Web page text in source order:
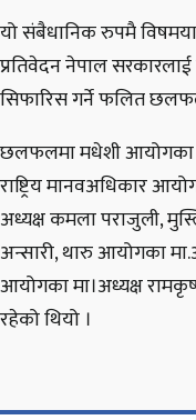
यो संबैधानिक रुपमै
प्रतिवेदन नेपाल सरकारलाई
सिफारिस गर्ने फलित
छलफलमा मधेशी आयोगका
राष्ट्रिय मानवअधिकार
अध्यक्ष कमला पराजुली,
अन्सारी, थारु आयोगका
आयोगका मा।अध्यक्ष
रहेको थियो ।